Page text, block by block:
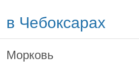
в Чебоксарах
Морковь